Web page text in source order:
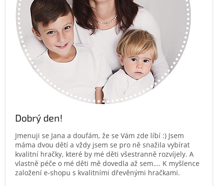
Dobrý den!
Jmenuji se Jana a doufám, že se Vám zde líbí :) Jsem
máma dvou dětí a vždy jsem se pro ně snažila vybírat
kvalitní hračky, které by mé děti všestranně rozvíjely. A
vlastně péče o mé děti mě dovedla až sem…. K myšlence
založení e-shopu s kvalitními dřevěnými hračkami.